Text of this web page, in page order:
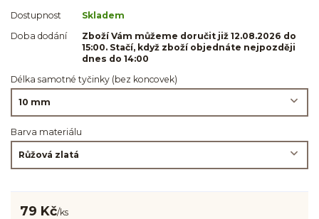
Dostupnost
Skladem
Doba dodání
Zboží Vám můžeme doručit již 12.08.2026 do
15:00. Stačí, když zboží objednáte nejpozději
dnes do 14:00
Délka samotné tyčinky (bez koncovek)
Barva materiálu
79 Kč/ks